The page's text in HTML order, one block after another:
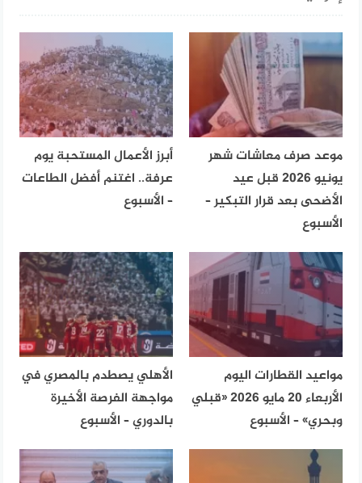
موعد صرف معاشات شهر
يونيو 2026 قبل عيد
الأضحى بعد قرار التبكير –
الأسبوع
أبرز الأعمال المستحبة يوم
عرفة.. اغتنم أفضل الطاعات
– الأسبوع
مواعيد القطارات اليوم
الأربعاء 20 مايو 2026 «قبلي
وبحري» – الأسبوع
الأهلي يصطدم بالمصري في
مواجهة الفرصة الأخيرة
بالدوري – الأسبوع